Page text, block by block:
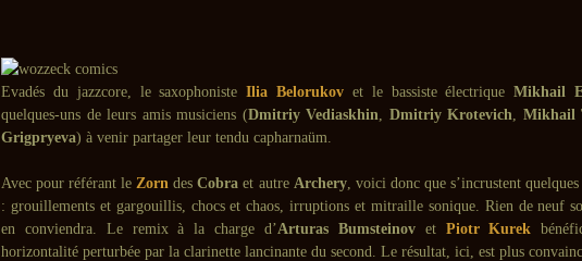
Evadés du jazzcore, le saxophoniste Ilia Belorukov et le bassiste électriqueMikhail
quelques-uns de leurs amis musiciens (Dmitriy Vediaskhin, Dmitriy Krotevich, Mikhail
Grigpryeva) à venir partager leur tendu capharnaüm.
Avec pour référant leZorn desCobra et autre Archery, voici donc que s’incrustent
: grouillements et gargouillis, chocs et chaos, irruptions et mitraille sonique. Rien de neuf
en conviendra. Le remix à la charge d’Arturas BumsteinovetPiotr Kurek
horizontalité perturbée par la clarinette lancinante du second. Le résultat, ici, est plus